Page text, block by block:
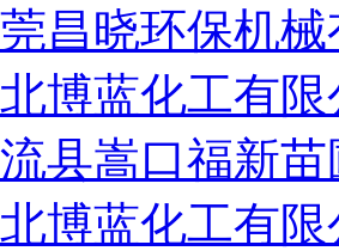
昌晓环保机
博蓝化工有
县嵩口福新苗
博蓝化工有限